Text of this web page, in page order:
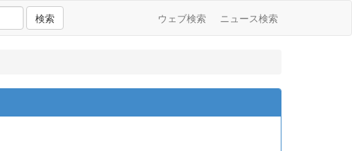
検索 ウェブ検索 ニュース検索